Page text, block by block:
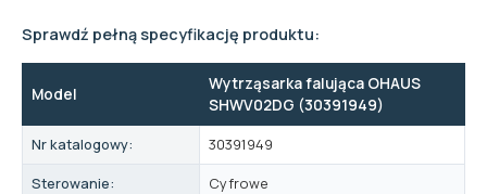
Sprawdź pełną specyfikację produktu:
Model
Wytrząsarka falująca OHAUS
SHWV02DG (30391949)
Nr katalogowy:
30391949
Sterowanie:
Cyfrowe